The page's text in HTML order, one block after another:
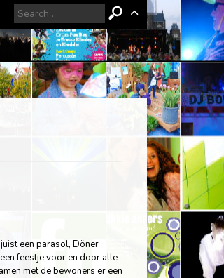
een parasol, Döner
feestje voor en door alle
met de bewoners er een